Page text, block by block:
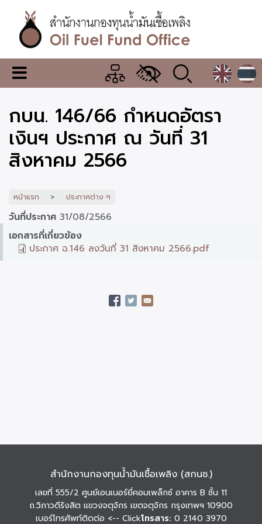
เนื้อหา
หลักสำนักงาน
กองทุน
น้ำมัน
เชื้อ
เพลิง
เมนู
เปลี่ยน
แสดง
ผล
กบน. 146/66 กำหนดอัตรา
เงินฯ ประกาศ ณ วันที่ 31
สิงหาคม 2566
หน้าแรก ประกาศต่าง ๆ
วันที่ประกาศ 31/08/2566
เอกสารที่เกี่ยวข้อง
ประกาศ ฉ.146 ลงวันที่ 31 สิงหาคม 2566.pdf
สำนักงานกองทุนน้ำมันเชื้อเพลิง (สกนช.)
เลขที่ 555/2 ศูนย์เอนเนอร์ยี่คอมเพล็กซ์ อาคาร B ชั้น 11
ถ.วิภาวดีรังสิต แขวงจตุจักร เขตจตุจักร กรุงเทพฯ 10900
เบอร์โทรศัพท์ติดต่อ <-- Clickโทรสาร: 0 2140 3970